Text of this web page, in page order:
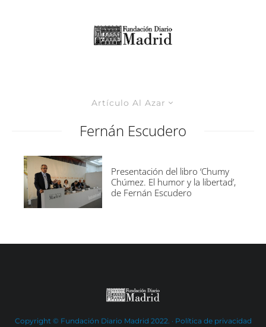
Artículo Al Azar
Fernán Escudero
Presentación del libro ‘Chumy
Chúmez. El humor y la libertad’,
de Fernán Escudero
Copyright © Fundación Diario Madrid 2022. · Política de privacidad